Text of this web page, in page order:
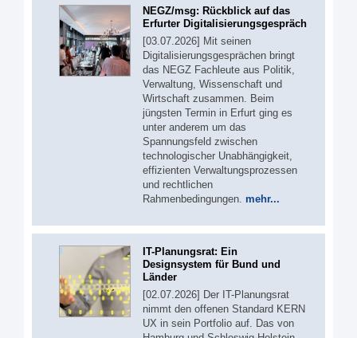
NEGZ/msg: Rückblick auf das
Erfurter Digitalisierungsgespräch
[03.07.2026] Mit seinen
Digitalisierungsgesprächen bringt
das NEGZ Fachleute aus Politik,
Verwaltung, Wissenschaft und
Wirtschaft zusammen. Beim
jüngsten Termin in Erfurt ging es
unter anderem um das
Spannungsfeld zwischen
technologischer Unabhängigkeit,
effizienten Verwaltungsprozessen
und rechtlichen
Rahmenbedingungen. mehr...
IT-Planungsrat: Ein
Designsystem für Bund und
Länder
[02.07.2026] Der IT-Planungsrat
nimmt den offenen Standard KERN
UX in sein Portfolio auf. Das von